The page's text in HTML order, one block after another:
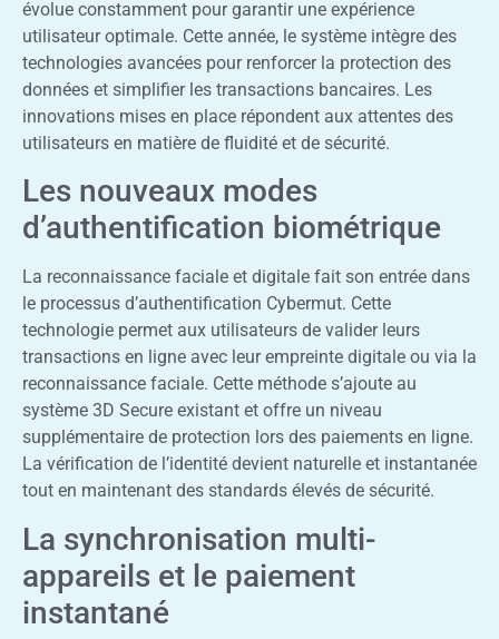
évolue constamment pour garantir une expérience
utilisateur optimale. Cette année, le système intègre des
technologies avancées pour renforcer la protection des
données et simplifier les transactions bancaires. Les
innovations mises en place répondent aux attentes des
utilisateurs en matière de fluidité et de sécurité.
Les nouveaux modes
d’authentification biométrique
La reconnaissance faciale et digitale fait son entrée dans
le processus d’authentification Cybermut. Cette
technologie permet aux utilisateurs de valider leurs
transactions en ligne avec leur empreinte digitale ou via la
reconnaissance faciale. Cette méthode s’ajoute au
système 3D Secure existant et offre un niveau
supplémentaire de protection lors des paiements en ligne.
La vérification de l’identité devient naturelle et instantanée
tout en maintenant des standards élevés de sécurité.
La synchronisation multi-
appareils et le paiement
instantané